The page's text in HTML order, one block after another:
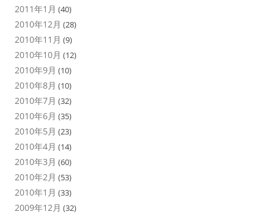
2011年1月 (40)
2010年12月 (28)
2010年11月 (9)
2010年10月 (12)
2010年9月 (10)
2010年8月 (10)
2010年7月 (32)
2010年6月 (35)
2010年5月 (23)
2010年4月 (14)
2010年3月 (60)
2010年2月 (53)
2010年1月 (33)
2009年12月 (32)